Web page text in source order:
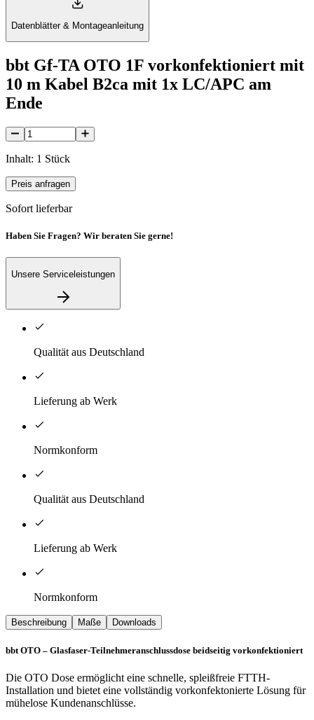
Datenblätter & Montageanleitung
bbt Gf-TA OTO 1F vorkonfektioniert mit
10 m Kabel B2ca mit 1x LC/APC am
Ende
Inhalt: 1 Stück
Preis anfragen
Sofort lieferbar
Haben Sie Fragen? Wir beraten Sie gerne!
Unsere Serviceleistungen
Qualität aus Deutschland
Lieferung ab Werk
Normkonform
Qualität aus Deutschland
Lieferung ab Werk
Normkonform
Beschreibung Maße Downloads
bbt OTO – Glasfaser-Teilnehmeranschlussdose beidseitig vorkonfektioniert
Die OTO Dose ermöglicht eine schnelle, spleißfreie FTTH-
Installation und bietet eine vollständig vorkonfektonierte Lösung für
mühelose Kundenanschlüsse.